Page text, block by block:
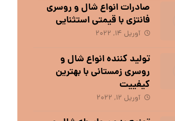
صادرات انواع شال و روسری
فانتزی با قیمتی استثنایی
آوریل 14, 2022
تولید کننده انواع شال و
روسری زمستانی با بهترین
کیفییت
آوریل 12, 2022